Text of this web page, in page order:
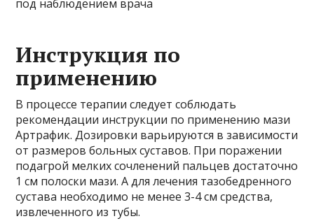
под наблюдением врача
Инструкция по
применению
В процессе терапии следует соблюдать
рекомендации инструкции по применению мази
Артрафик. Дозировки варьируются в зависимости
от размеров больных суставов. При поражении
подагрой мелких сочленений пальцев достаточно
1 см полоски мази. А для лечения тазобедренного
сустава необходимо не менее 3-4 см средства,
извлеченного из тубы.